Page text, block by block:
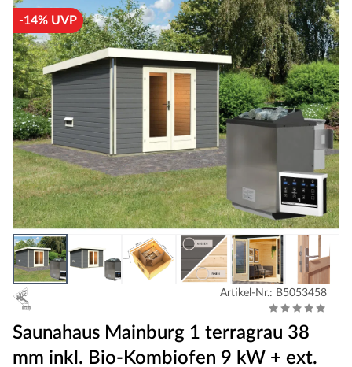
-14% UVP
Artikel-Nr.: B5053458
Saunahaus Mainburg 1 terragrau 38
mm inkl. Bio-Kombiofen 9 kW + ext.